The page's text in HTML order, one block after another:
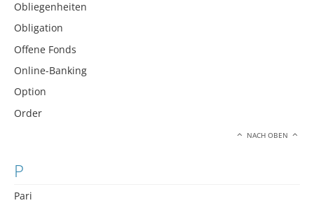
Obliegenheiten
Obligation
Offene Fonds
Online-Banking
Option
Order
NACH OBEN
P
Pari